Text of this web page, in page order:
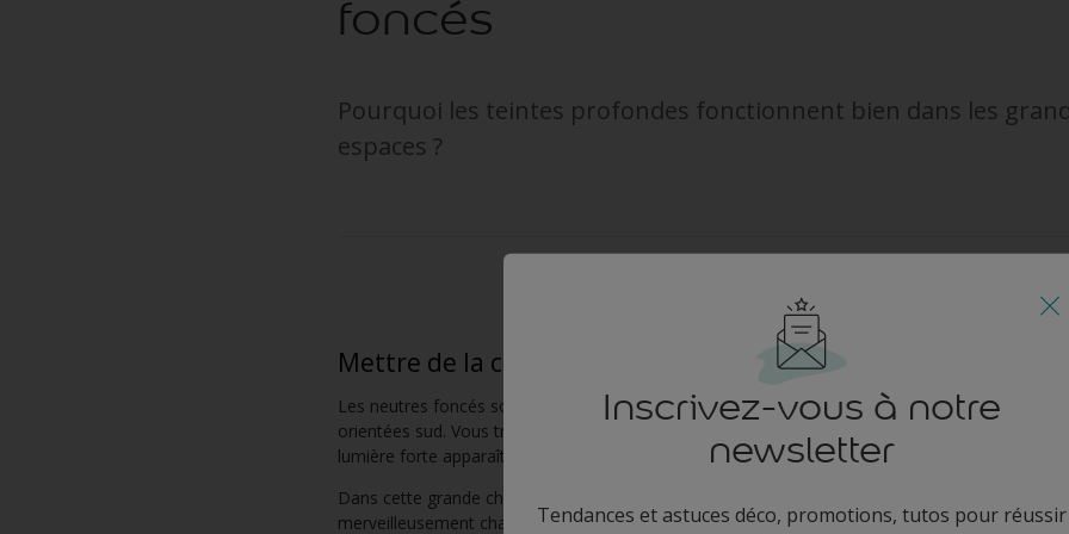
foncés
Pourquoi les teintes profondes fonctionnent bien dans les
espaces ?
Mettre de la chaleur dans une grande pièce
Les neutres foncés sont parfaits pour les grandes pièces avec beaucoup de lumière naturelle,
orientées sud. Vous trouverez qu'une teinte profonde ajoute de la richesse et de la
lumière forte apparaît pour blanchir les couleurs fades.
Dans cette grande chambre, les murs en ocre doré ont l'air somptueux et élégant, créant une
merveilleusement chaleureuse et relaxante.
Inscrivez-vous à notre
newsletter
Tendances et astuces déco, promotions, tutos pour réussir